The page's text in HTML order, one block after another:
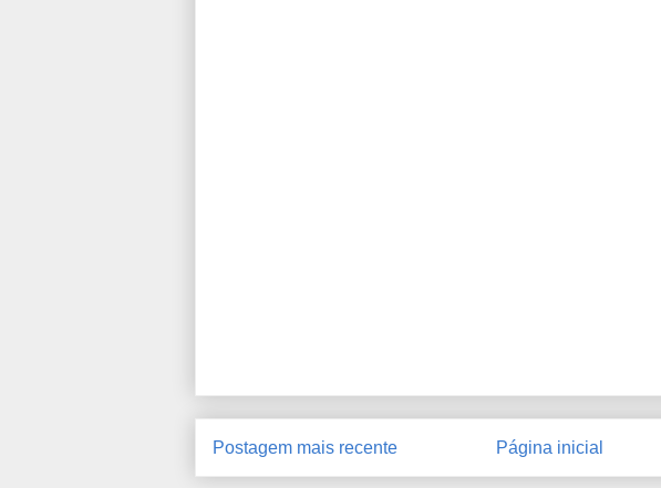
Postagem mais recente Página inicial